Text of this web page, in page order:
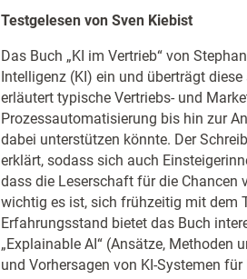
Testgelesen von Sven Kiebist
Das Buch „KI im Vertrieb“ von
Intelligenz (KI) ein und überträgt
erläutert typische Vertriebs- und
Prozessautomatisierung bis hin zur
dabei unterstützen könnte. Der
erklärt, sodass sich auch
dass die Leserschaft für die Chancen
wichtig es ist, sich frühzeitig mit dem
Erfahrungsstand bietet das Buch
„Explainable AI“ (Ansätze, Methoden
und Vorhersagen von KI-Systemen